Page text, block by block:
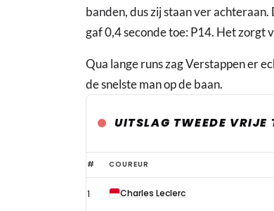
banden, dus zij staan ver
gaf 0,4 seconde toe: P14. Het zorgt
Qua lange runs zag Verstappen er
de snelste man op de baan.
UITSLAG TWEEDE
Red
Bull
en
# COUREUR
1 Charles Leclerc